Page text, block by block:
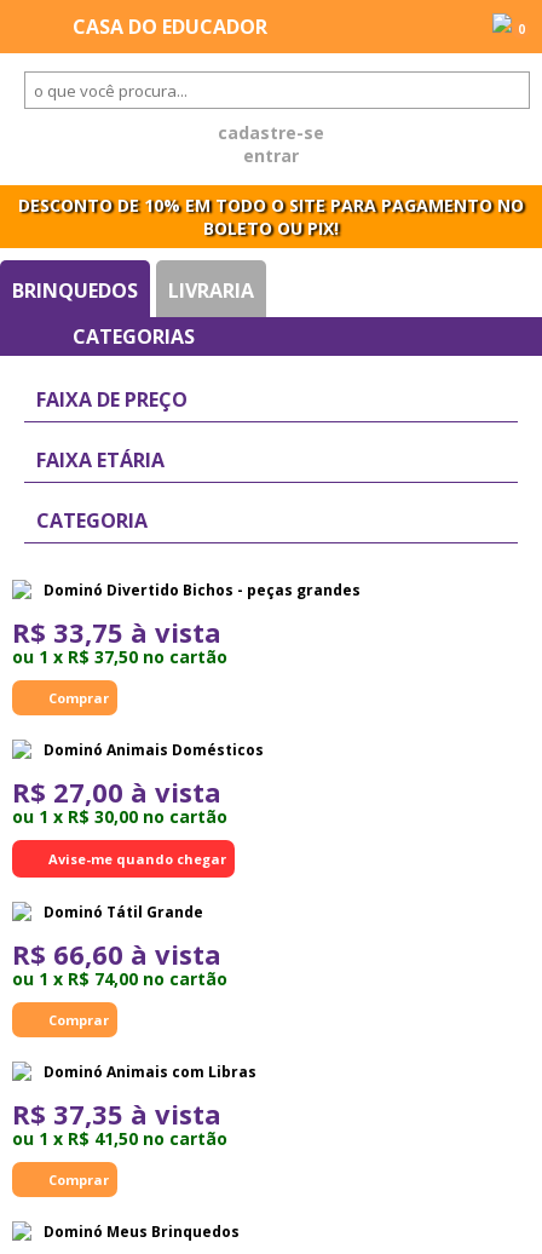
0
cadastre-se
entrar
DESCONTO DE 10% EM TODO O SITE PARA PAGAMENTO NO
BOLETO OU PIX!
BRINQUEDOS LIVRARIA
FAIXA DE PREÇO
FAIXA ETÁRIA
CATEGORIA
Dominó Divertido Bichos - peças grandes
R$ 33,75 à vista
ou 1 x R$ 37,50 no cartão
Dominó Animais Domésticos
R$ 27,00 à vista
ou 1 x R$ 30,00 no cartão
Avise-me quando chegar
Dominó Tátil Grande
R$ 66,60 à vista
ou 1 x R$ 74,00 no cartão
Dominó Animais com Libras
R$ 37,35 à vista
ou 1 x R$ 41,50 no cartão
Dominó Meus Brinquedos